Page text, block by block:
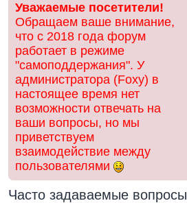
Уважаемые посетители!
Обращаем ваше внимание,
что с 2018 года форум
работает в режиме
"самоподдержания". У
администратора (Foxy) в
настоящее время нет
возможности отвечать на
ваши вопросы, но мы
приветствуем
взаимодействие между
пользователями
Часто задаваемые вопросы